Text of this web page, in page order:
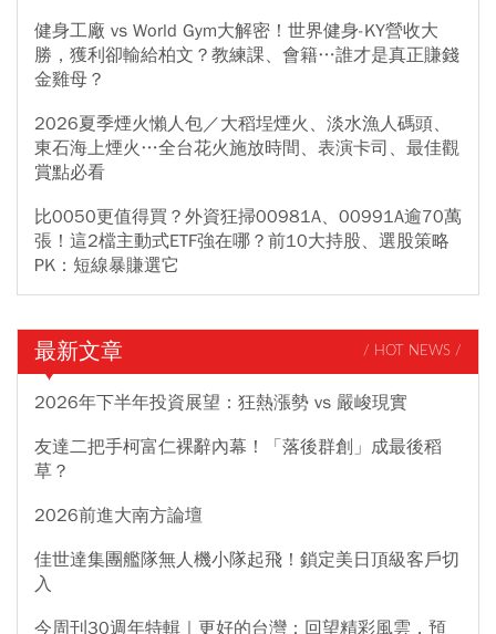
健身工廠 vs World Gym大解密！世界健身-KY營收大
勝，獲利卻輸給柏文？教練課、會籍…誰才是真正賺錢
金雞母？
2026夏季煙火懶人包／大稻埕煙火、淡水漁人碼頭、
東石海上煙火…全台花火施放時間、表演卡司、最佳觀
賞點必看
比0050更值得買？外資狂掃00981A、00991A逾70萬
張！這2檔主動式ETF強在哪？前10大持股、選股策略
PK：短線暴賺選它
最新文章 / HOT NEWS /
2026年下半年投資展望：狂熱漲勢 vs 嚴峻現實
友達二把手柯富仁裸辭內幕！「落後群創」成最後稻
草？
2026前進大南方論壇
佳世達集團艦隊無人機小隊起飛！鎖定美日頂級客戶切
入
今周刊30週年特輯｜更好的台灣：回望精彩風雲，預